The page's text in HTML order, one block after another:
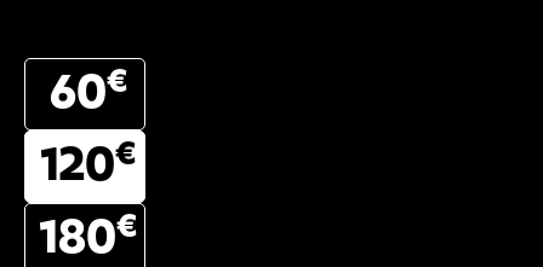
60€
120€
180€